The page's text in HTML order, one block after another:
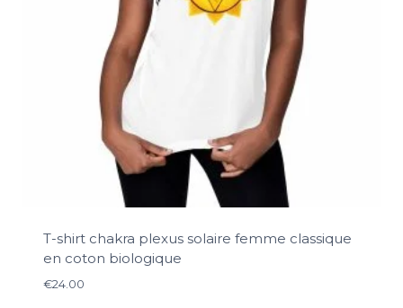
T-shirt chakra plexus solaire femme classique
en coton biologique
€24.00